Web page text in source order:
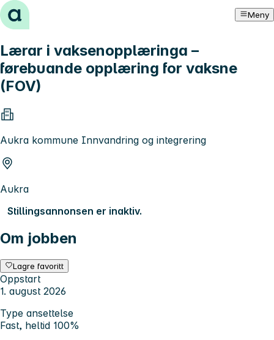
Hopp til innhold Meny
Lærar i vaksenopplæringa –
førebuande opplæring for vaksne
(FOV)
Aukra kommune Innvandring og integrering
Aukra
Stillingsannonsen er inaktiv.
Om jobben
Lagre favoritt
Oppstart
1. august 2026
Type ansettelse
Fast, heltid 100%